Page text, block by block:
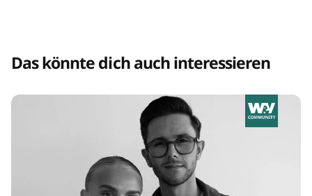
Das könnte dich auch interessieren